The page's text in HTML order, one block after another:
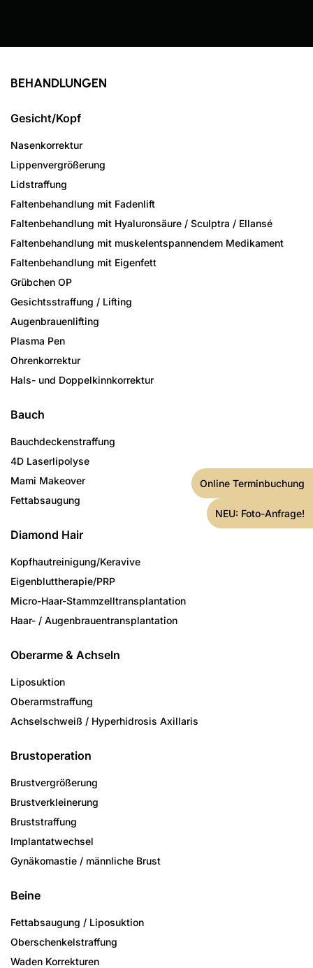
BEHANDLUNGEN
Gesicht/Kopf
Nasenkorrektur
Lippenvergrößerung
Lidstraffung
Faltenbehandlung mit Fadenlift
Faltenbehandlung mit Hyaluronsäure / Sculptra / Ellansé
Faltenbehandlung mit muskelentspannendem Medikament
Faltenbehandlung mit Eigenfett
Grübchen OP
Gesichtsstraffung / Lifting
Augenbrauenlifting
Plasma Pen
Ohrenkorrektur
Hals- und Doppelkinnkorrektur
Bauch
Bauchdeckenstraffung
4D Laserlipolyse
Mami Makeover
Fettabsaugung
Diamond Hair
Kopfhautreinigung/­Keravive
Eigenbluttherapie/PRP
Micro-Haar-Stammzell­transplantation
Haar- / Augenbrauen­transplantation
Oberarme & Achseln
Liposuktion
Oberarmstraffung
Achselschweiß / Hyperhidrosis Axillaris
Brustoperation
Brustvergrößerung
Brustverkleinerung
Bruststraffung
Implantatwechsel
Gynäkomastie / männliche Brust
Beine
Fettabsaugung / Liposuktion
Oberschenkelstraffung
Waden Korrekturen
Online Terminbuchung
NEU: Foto-Anfrage!